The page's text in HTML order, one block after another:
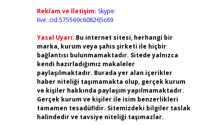
Reklam ve İletişim: Skype:
live:.cid.575569c608265c69
Yasal Uyarı: Bu internet sitesi, herhangi bir
marka, kurum veya şahıs şirketi ile hiçbir
bağlantısı bulunmamaktadır. Sitede yalnızca
kendi hazırladığımız makaleler
paylaşılmaktadır. Burada yer alan içerikler
haber niteliği taşımamakta olup, gerçek kurum
ve kişiler hakkında paylaşım yapılmamaktadır.
Gerçek kurum ve kişiler ile isim benzerlikleri
tamamen tesadüfidir. Sitemizdeki bilgiler taslak
halindedir ve tavsiye niteliği taşımazlar.